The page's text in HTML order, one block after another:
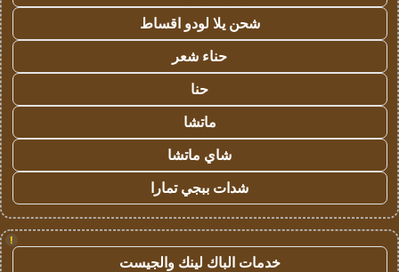
شحن يلا لودو اقساط
حناء شعر
حنا
ماتشا
شاي ماتشا
شدات ببجي تمارا
!
خدمات الباك لينك والجيست